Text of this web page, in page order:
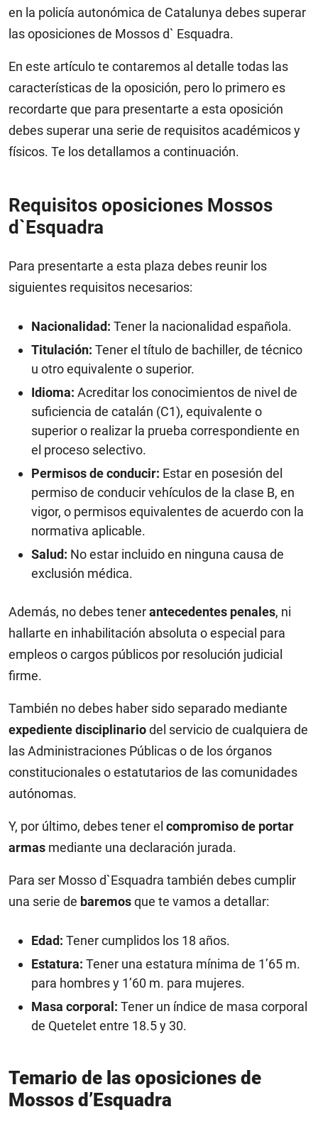
en la policía autonómica de Catalunya debes superar
las oposiciones de Mossos d` Esquadra.
En este artículo te contaremos al detalle todas las
características de la oposición, pero lo primero es
recordarte que para presentarte a esta oposición
debes superar una serie de requisitos académicos y
físicos. Te los detallamos a continuación.
Requisitos oposiciones Mossos
d`Esquadra
Para presentarte a esta plaza debes reunir los
siguientes requisitos necesarios:
Nacionalidad: Tener la nacionalidad española.
Titulación: Tener el título de bachiller, de técnico
u otro equivalente o superior.
Idioma: Acreditar los conocimientos de nivel de
suficiencia de catalán (C1), equivalente o
superior o realizar la prueba correspondiente en
el proceso selectivo.
Permisos de conducir: Estar en posesión del
permiso de conducir vehículos de la clase B, en
vigor, o permisos equivalentes de acuerdo con la
normativa aplicable.
Salud: No estar incluido en ninguna causa de
exclusión médica.
Además, no debes tenerantecedentes penales, ni
hallarte en inhabilitación absoluta o especial para
empleos o cargos públicos por resolución judicial
firme.
También no debes haber sido separado mediante
expediente disciplinariodel servicio de cualquiera de
las Administraciones Públicas o de los órganos
constitucionales o estatutarios de las comunidades
autónomas.
Y, por último, debes tener el compromiso de portar
armas mediante una declaración jurada.
Para ser Mosso d`Esquadra también debes cumplir
una serie de baremosque te vamos a detallar:
Edad: Tener cumplidos los 18 años.
Estatura: Tener una estatura mínima de 1’65 m.
para hombres y 1’60 m. para mujeres.
Masa corporal: Tener un índice de masa corporal
de Quetelet entre 18.5 y 30.
Temario de las oposiciones de
Mossos d’Esquadra